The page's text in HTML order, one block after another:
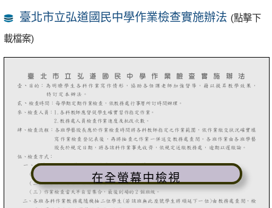
臺北市立弘道國民中學作業檢查實施辦法 (點擊下
載檔案)
在全螢幕中檢視